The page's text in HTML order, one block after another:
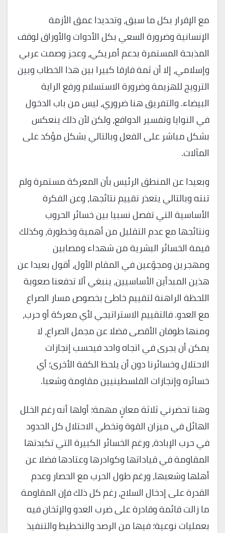
مع الإقرار بكل ما سبق، وتحديدا عمق الأزمة
الإنسانية وضرورة السعي بكل الأدوات والأوراق لوقف
المذبحة المستمرة بدعم أمريكي، وعجز وصمت عربي
وإسلامي، إلا أن ثمة فارقا كبيرا بين هذا الخطاب وبين
الترويج للهزيمة وضرورة الاستسلام ورفع الراية
البيضاء. والتفريق هنا ضروري، ليس من باب الدخول
في النوايا وتفسير الدوافع، ولكن لأن ذلك ينعكس
بشكل مباشر على الفعل وبالتالي بشكل مؤكد على
المآلات.
وبعيدا عن المنطق الرئيس بأن المعركة مستمرة ولم
تنته وبالتالي يتعذر تقييم نتائجها، وعن الفكرة
الأساسية التي تفصل نسبيا بين خسائر الحروب
ونتائجها مع عدم التقليل من أهمية وخطورة، وكذلك
قيمة الخسائر البشرية من شهداء ومصابين
ومهجرين ومجوّعين في المقام الأول، أقول بعيدا عن
هذين المبدأين الأساسيين، ينبغي ألا تدفعنا صعوبة
اللحظة الراهنة لتقييم خاطئ بخصوص مسار الصراع
مع العدو. فالتقييم الاستراتيجي لأي معركة أو حرب،
ومنها طوفان الأقصى فضلا عن مجمل الصراع، لا
يمكن أن يجرى في اتجاه واحد فيحسب إنجازات
الاحتلال وخسائرنا دون أن يلحظ الكفة الأخرى؛ أي
خسائره وإنجازات الفلسطينيين مقاومة وشعبا.
وهنا تحضرني ثلاثة معانٍ مهمة؛ أولها أنه رغم الخلل
الهائل في ميزان القوة وتخطي الاحتلال كل الحدود
في حرب الإبادة، ورغم الخسائر الكبيرة التي تكبدتها
المقاومة في قياداتها وكوادرها وعتادها فضلا عن
أهلها وشعبها، ورغم طول الحرب مع الحصار وعدم
القدرة على إدخال السلاح، رغم كل ذلك فإن المقاومة
ما زالت قائمة وقادرة على ضرب العدو والإثخان فيه
بعمليات نوعية؛ فيها من الرصد والتخطيط والتنفيذ